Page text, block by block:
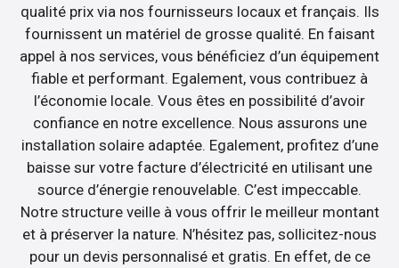
qualité prix via nos fournisseurs locaux et français. Ils
fournissent un matériel de grosse qualité. En faisant
appel à nos services, vous bénéficiez d’un équipement
fiable et performant. Egalement, vous contribuez à
l’économie locale. Vous êtes en possibilité d’avoir
confiance en notre excellence. Nous assurons une
installation solaire adaptée. Egalement, profitez d’une
baisse sur votre facture d’électricité en utilisant une
source d’énergie renouvelable. C’est impeccable.
Notre structure veille à vous offrir le meilleur montant
et à préserver la nature. N’hésitez pas, sollicitez-nous
pour un devis personnalisé et gratis. En effet, de ce